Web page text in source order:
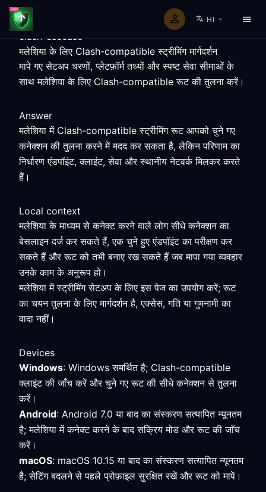
HI
clash-usecase
मलेशिया के लिए Clash-compatible स्ट्रीमिंग मार्गदर्शन
मापे गए सेटअप चरणों, प्लेटफ़ॉर्म तथ्यों और स्पष्ट सेवा सीमाओं के
साथ मलेशिया के लिए Clash-compatible रूट की तुलना करें।
Answer
मलेशिया में Clash-compatible स्ट्रीमिंग रूट आपको चुने गए
कनेक्शन की तुलना करने में मदद कर सकता है, लेकिन परिणाम का
निर्धारण एंडपॉइंट, क्लाइंट, सेवा और स्थानीय नेटवर्क मिलकर करते
हैं।
Local context
मलेशिया के माध्यम से कनेक्ट करने वाले लोग सीधे कनेक्शन का
बेसलाइन दर्ज कर सकते हैं, एक चुने हुए एंडपॉइंट का परीक्षण कर
सकते हैं और रूट को तभी बनाए रख सकते हैं जब मापा गया व्यवहार
उनके काम के अनुरूप हो।
मलेशिया में स्ट्रीमिंग सेटअप के लिए इस पेज का उपयोग करें; रूट
का चयन तुलना के लिए मार्गदर्शन है, एक्सेस, गति या गुमनामी का
वादा नहीं।
Devices
Windows: Windows समर्थित है; Clash-compatible
क्लाइंट की जाँच करें और चुने गए रूट की सीधे कनेक्शन से तुलना
करें।
Android: Android 7.0 या बाद का संस्करण सत्यापित न्यूनतम
है; मलेशिया में कनेक्ट करने के बाद सक्रिय मोड और रूट की जाँच
करें।
macOS: macOS 10.15 या बाद का संस्करण सत्यापित न्यूनतम
है; सेटिंग बदलने से पहले प्रोफ़ाइल सुरक्षित रखें और रूट को मापें।